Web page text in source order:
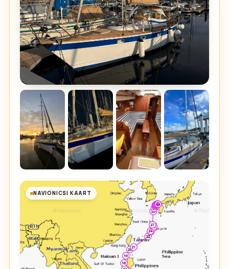
NAVIONICSI KAART